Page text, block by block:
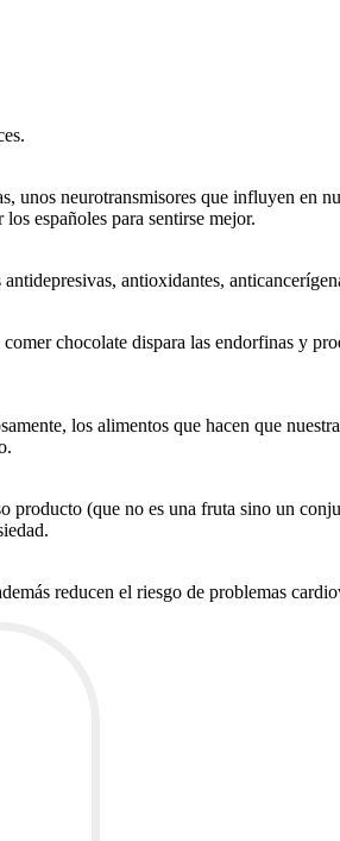
unos neurotransmisores que influyen en
españoles para sentirse mejor.
antioxidantes,
chocolate dispara las endorfinas y
los alimentos que hacen que
producto (que no es una fruta sino un
reducen el riesgo de problemas